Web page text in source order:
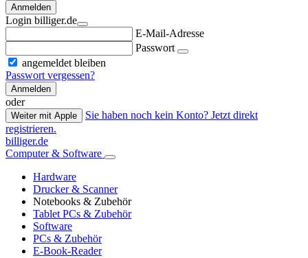
Anmelden
Login billiger.de
E-Mail-Adresse
Passwort
angemeldet bleiben
Passwort vergessen?
Anmelden
oder
Weiter mit Apple
Sie haben noch kein Konto? Jetzt direkt
registrieren.
billiger.de
Computer & Software
Hardware
Drucker & Scanner
Notebooks & Zubehör
Tablet PCs & Zubehör
Software
PCs & Zubehör
E-Book-Reader